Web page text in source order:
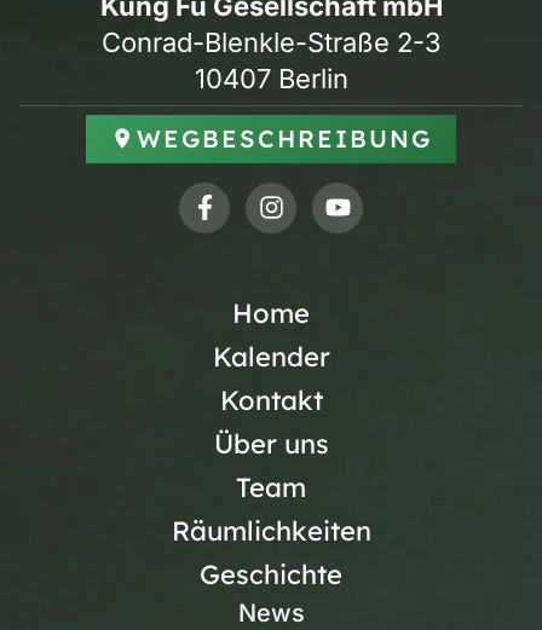
Conrad-Blenkle-Straße 2-3
10407 Berlin
WEGBESCHREIBUNG
Home
Kalender
Kontakt
Über uns
Team
Räumlichkeiten
Geschichte
News